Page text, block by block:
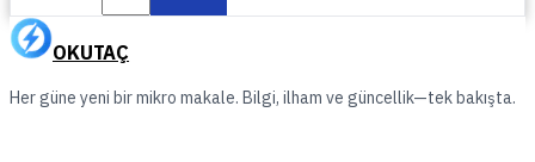
OKUTAÇ
Her güne yeni bir mikro makale. Bilgi, ilham ve güncellik—tek bakışta.